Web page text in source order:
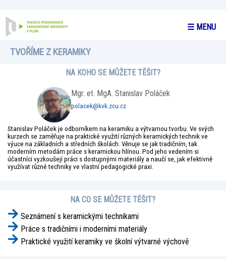
☰ MENU
TVOŘÍME Z KERAMIKY
NA KOHO SE MŮŽETE TĚŠIT?
Mgr. et. MgA. Stanislav Poláček
polacek@kvk.zcu.cz
Stanislav Poláček je odborníkem na keramiku a výtvarnou tvorbu. Ve svých
kurzech se zaměřuje na praktické využití různých keramických technik ve
výuce na základních a středních školách. Věnuje se jak tradičním, tak
moderním metodám práce s keramickou hlínou. Pod jeho vedením si
účastníci vyzkoušejí práci s dostupnými materiály a naučí se, jak efektivně
využívat různé techniky ve vlastní pedagogické praxi.
NA CO SE MŮŽETE TĚŠIT?
Seznámení s keramickými technikami
Práce s tradičními i moderními materiály
Praktické využití keramiky ve školní výtvarné výchově